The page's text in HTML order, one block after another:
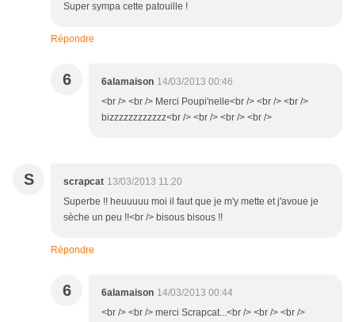
Super sympa cette patouille !
Répondre
6 6alamaison 14/03/2013 00:46
<br /> <br /> Merci Poupi'nelle<br /> <br /> <br />
bizzzzzzzzzzzz<br /> <br /> <br /> <br />
S scrapcat 13/03/2013 11:20
Superbe !! heuuuuu moi il faut que je m'y mette et j'avoue je
sèche un peu !!<br /> bisous bisous !!
Répondre
6 6alamaison 14/03/2013 00:44
<br /> <br /> merci Scrapcat...<br /> <br /> <br />